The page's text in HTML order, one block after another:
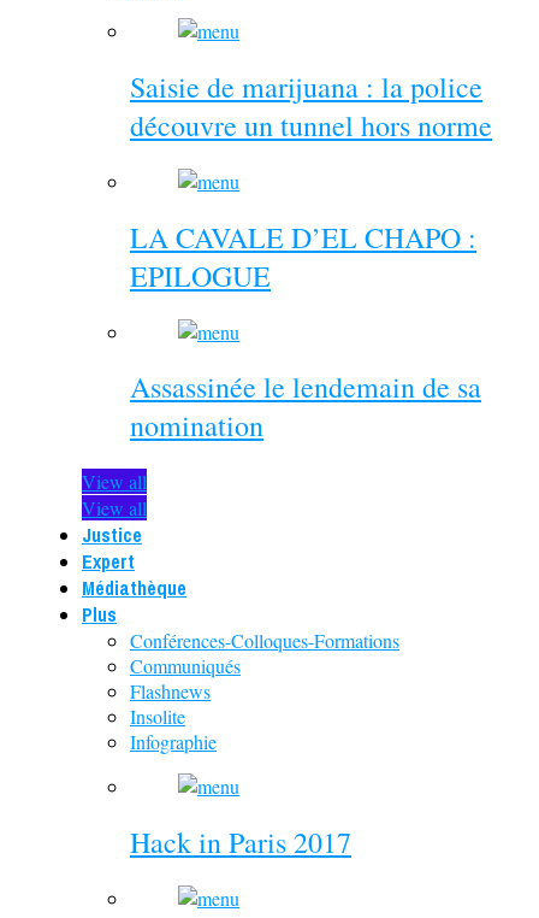
Saisie de marijuana : la police
découvre un tunnel hors norme
LA CAVALE D’EL CHAPO :
EPILOGUE
Assassinée le lendemain de sa
nomination
View all
View all
Justice
Expert
Médiathèque
Plus
Conférences-Colloques-Formations
Communiqués
Flashnews
Insolite
Infographie
Hack in Paris 2017